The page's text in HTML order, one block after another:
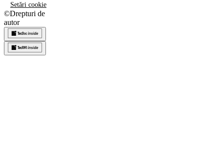
Setări cookie
©Drepturi de
autor